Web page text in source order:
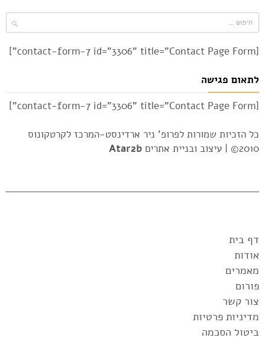
[contact-form-7 id="3306" title="Contact Page Form"]
לתאום פגישה
[contact-form-7 id="3306" title="Contact Page Form"]
כל הזכיות שמורות לפרופ' ניר ארדינסט-המרכז לקרטקונוס
2010© |
עיצוב ובניית אתרים Atar2b
דף בית
אודות
מאמרים
פורום
צור קשר
מדיניות פרטיות
ביטול הסכמה